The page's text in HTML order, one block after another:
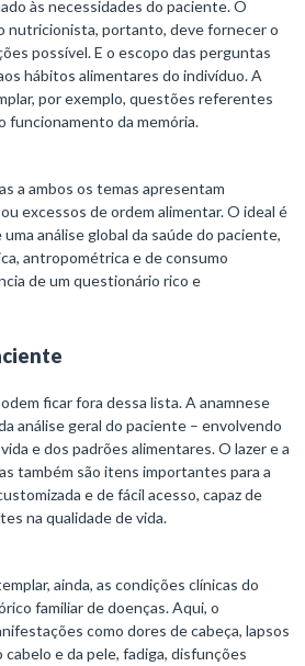
às necessidades do paciente. O
nutricionista, portanto, deve fornecer o
possível. E o escopo das perguntas
hábitos alimentares do indivíduo. A
por exemplo, questões referentes
funcionamento da memória.
a ambos os temas apresentam
excessos de ordem alimentar. O ideal é
análise global da saúde do paciente,
antropométrica e de consumo
de um questionário rico e
ficar fora dessa lista. A anamnese
análise geral do paciente – envolvendo
e dos padrões alimentares. O lazer e a
também são itens importantes para a
e de fácil acesso, capaz de
na qualidade de vida.
ainda, as condições clínicas do
familiar de doenças. Aqui, o
como dores de cabeça, lapsos
e da pele, fadiga, disfunções